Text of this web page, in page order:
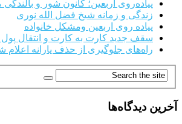
پیاده‌روی اربعین؛ کانون شور و بالندگی
زندگی و زمانه شیخ فضل الله نوری
پیاده روی اربعین ومشکل خانواده
سقف جدید کارت به کارت و انتقال پول
راه‌های جلوگیری از حذف یارانه اعلام
آخرین دیدگاه‌ها